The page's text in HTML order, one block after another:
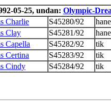
05-25, undan: Olympic-
Charlie
S45280/92
hane
Clay
S45281/92
hane
Capella
S45282/92
tik
Certina
S45283/92
tik
Cindy
S45284/92 tik